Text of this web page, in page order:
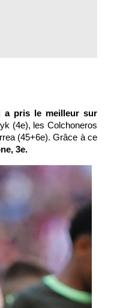
a pris le meilleur sur
(4e), les Colchoneros
(45+6e). Grâce à ce
3e.